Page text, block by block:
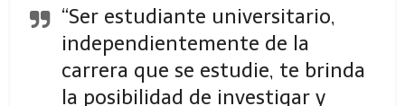
“Ser estudiante universitario,
independientemente de la
carrera que se estudie, te brinda
la posibilidad de investigar y